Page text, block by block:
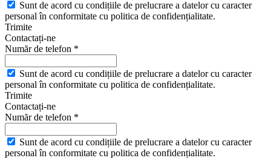
Sunt de acord cu condițiile de prelucrare a datelor cu caracter
personal în conformitate cu politica de confidențialitate.
Trimite
Contactați-ne
Număr de telefon *
Sunt de acord cu condițiile de prelucrare a datelor cu caracter
personal în conformitate cu politica de confidențialitate.
Trimite
Contactați-ne
Număr de telefon *
Sunt de acord cu condițiile de prelucrare a datelor cu caracter
personal în conformitate cu politica de confidențialitate.